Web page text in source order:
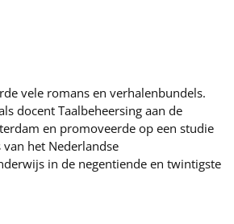
vele romans en verhalenbundels.
docent Taalbeheersing aan de
en promoveerde op een studie
het Nederlandse
in de negentiende en twintigste